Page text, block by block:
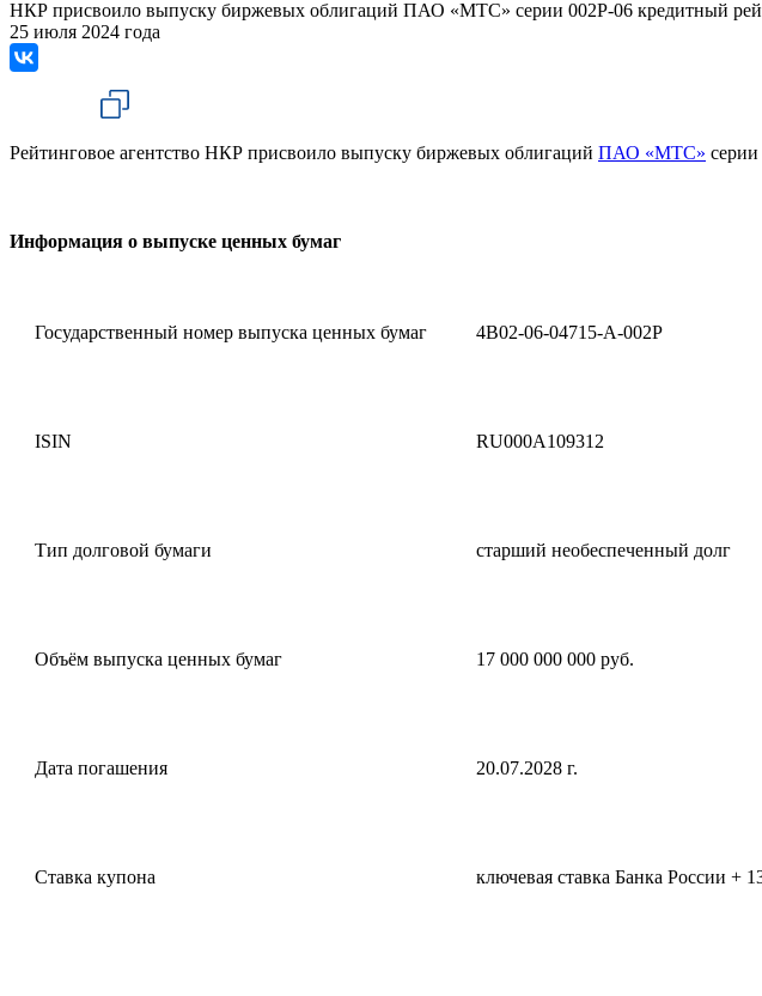
НКР присвоило выпуску биржевых облигаций ПАО «МТС» серии 002Р-06 кредитный
25 июля 2024 года
Рейтинговое агентство НКР присвоило выпуску биржевых облигаций ПАО «МТС» серии
Информация о выпуске ценных бумаг
Государственный номер выпуска ценных бумаг 4B02-06-04715-A-002P
ISIN RU000A109312
Тип долговой бумаги старший необеспеченный долг
Объём выпуска ценных бумаг 17 000 000 000 руб.
Дата погашения 20.07.2028 г.
Ставка купона ключевая ставка Банка России +